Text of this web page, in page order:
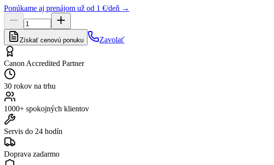
Ponúkame aj prenájom už od 1 €/deň →
Získať cenovú ponuku Zavolať
Canon Accredited Partner
30 rokov na trhu
1000+ spokojných klientov
Servis do 24 hodín
Doprava zadarmo